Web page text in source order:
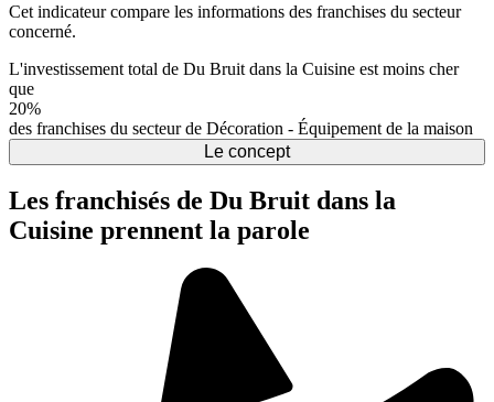
Cet indicateur compare les informations des franchises du secteur
concerné.
L'investissement total de Du Bruit dans la Cuisine est moins cher
que
20%
des franchises du secteur de Décoration - Équipement de la maison
Le concept
Les franchisés de Du Bruit dans la
Cuisine prennent la parole